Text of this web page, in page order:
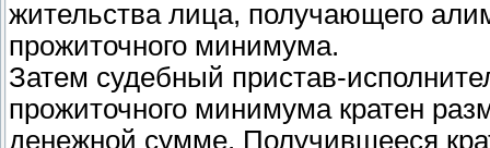
жительства лица, получающего
прожиточного минимума.
Затем судебный пристав-
прожиточного минимума кратен
денежной сумме. Получившееся